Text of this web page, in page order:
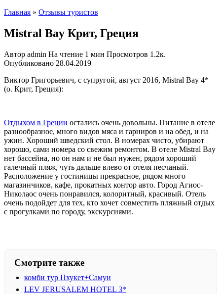
Главная » Отзывы туристов
Mistral Bay Крит, Греция
Автор admin На чтение 1 мин Просмотров 1.2к.
Опубликовано 28.04.2019
Виктор Григорьевич, с супругой, август 2016, Mistral Bay 4*
(о. Крит, Греция):
Отдыхом в Греции остались очень довольны. Питание в отеле
разнообразное, много видов мяса и гарниров и на обед, и на
ужин. Хороший шведский стол. В номерах чисто, убирают
хорошо, сами номера со свежим ремонтом. В отеле Mistral Bay
нет бассейна, но он нам и не был нужен, рядом хороший
галечный пляж, чуть дальше влево от отеля песчаный.
Расположение у гостиницы прекрасное, рядом много
магазинчиков, кафе, прокатных контор авто. Город Агиос-
Николаос очень понравился, колоритный, красивый. Отель
очень подойдет для тех, кто хочет совместить пляжный отдых
с прогулками по городу, экскурсиями.
Смотрите также
комби тур Пхукет+Самуи
LEV JERUSALEM HOTEL 3*